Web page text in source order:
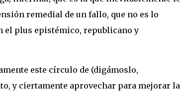
remedial de un fallo, que no es lo
el plus epistémico, republicano y
este círculo de (digámoslo,
y ciertamente aprovechar para mejorar la